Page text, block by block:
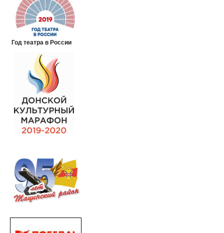
Год театра в России